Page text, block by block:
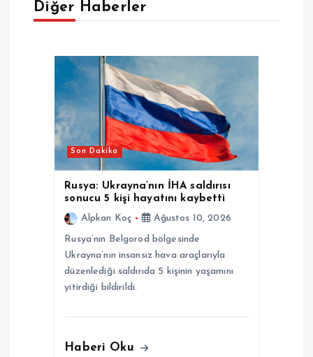
Diğer Haberler
Son Dakika
Rusya: Ukrayna’nın İHA saldırısı
sonucu 5 kişi hayatını kaybetti
Alpkan Koç
Ağustos 10, 2026
Rusya’nın Belgorod bölgesinde
Ukrayna’nın insansız hava araçlarıyla
düzenlediği saldırıda 5 kişinin yaşamını
yitirdiği bildirildi.
Haberi Oku